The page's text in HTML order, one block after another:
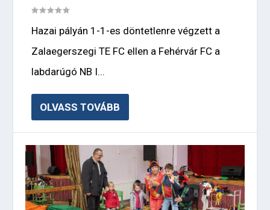
Hazai pályán 1-1-es döntetlenre végzett a
Zalaegerszegi TE FC ellen a Fehérvár FC a
labdarúgó NB I...
OLVASS TOVÁBB